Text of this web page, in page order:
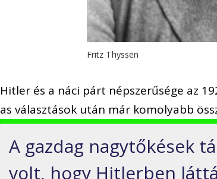
Fritz Thyssen
Hitler és a náci párt népszerűsége az
as választások után már komolyabb
A gazdag nagytőkések
volt, hogy Hitlerben